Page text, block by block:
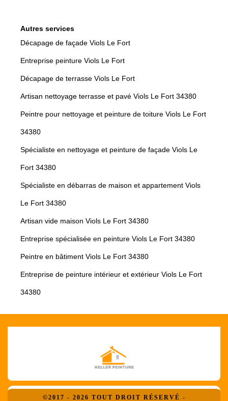
Autres services
Décapage de façade Viols Le Fort
Entreprise peinture Viols Le Fort
Décapage de terrasse Viols Le Fort
Artisan nettoyage terrasse et pavé Viols Le Fort 34380
Peintre pour nettoyage et peinture de toiture Viols Le Fort
34380
Spécialiste en nettoyage et peinture de façade Viols Le
Fort 34380
Spécialiste en débarras de maison et appartement Viols
Le Fort 34380
Artisan vide maison Viols Le Fort 34380
Entreprise spécialisée en peinture Viols Le Fort 34380
Peintre en bâtiment Viols Le Fort 34380
Entreprise de peinture intérieur et extérieur Viols Le Fort
34380
©2017 - 2026 TOUT DROIT RÉSERVÉ -